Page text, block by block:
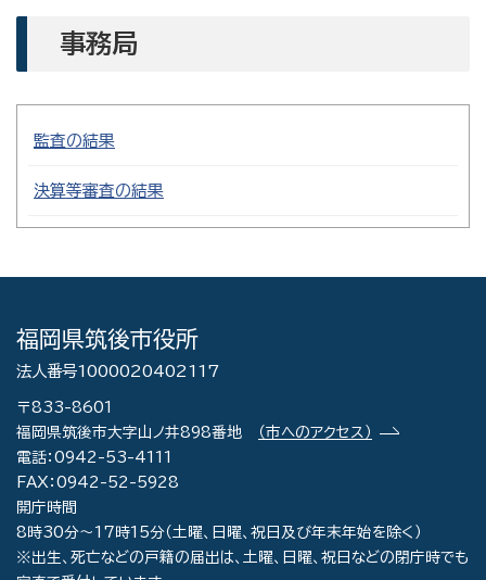
事務局
監査の結果
決算等審査の結果
福岡県筑後市役所
法人番号1000020402117
〒833-8601
福岡県筑後市大字山ノ井898番地
（市へのアクセス）
電話：0942-53-4111
FAX：0942-52-5928
開庁時間
8時30分～17時15分（土曜、日曜、祝日及び年末年始を除く）
※出生、死亡などの戸籍の届出は、土曜、日曜、祝日などの閉庁時でも